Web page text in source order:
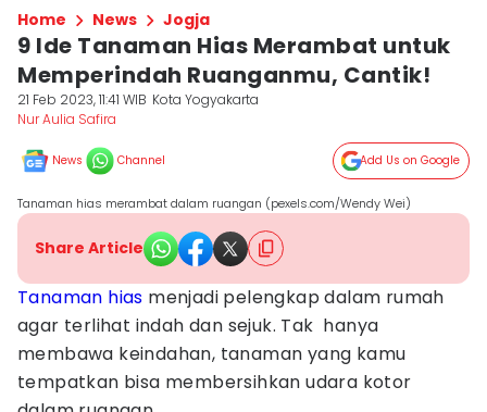
Home News Jogja
9 Ide Tanaman Hias Merambat untuk
Memperindah Ruanganmu, Cantik!
21 Feb 2023, 11:41 WIB Kota Yogyakarta
Nur Aulia Safira
News Channel Add Us on Google
Tanaman hias merambat dalam ruangan (pexels.com/Wendy Wei)
Share Article
Tanaman hias menjadi pelengkap dalam rumah
agar terlihat indah dan sejuk. Tak hanya
membawa keindahan, tanaman yang kamu
tempatkan bisa membersihkan udara kotor